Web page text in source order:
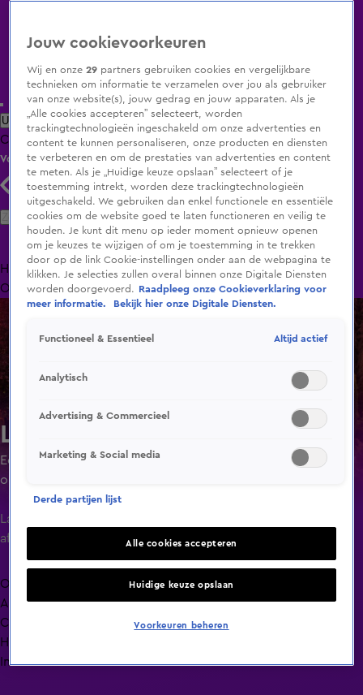
Uitzending Gemist Populaire programma's Zenders Genres
ClipsFilmsRadioSmart TV inlogShop
Volg KIJK
Zoeken
HomeUitzending Gemist Programma's De Bondgenoten
OranjezomerLivestreamsShop
Lang Leve de Liefde
Een liefdesexperiment waarin singles ruim de tijd krijgen
om elkaar goed te leren kennen door minimaal 24 uur of
maximaal 4 dagen met elkaar door te brengen.
Laatste
aflevering
Overzicht
Afleveringen
Clips
Hoe is het nu met?
Info
Jouw cookievoorkeuren
Wij en onze29 partners gebruiken cookies en vergelijkbare
technieken om informatie te verzamelen over jou als gebruiker
van onze website(s), jouw gedrag en jouw apparaten. Als je
„Alle cookies accepteren” selecteert, worden
trackingtechnologieën ingeschakeld om onze advertenties en
content te kunnen personaliseren, onze producten en diensten
te verbeteren en om de prestaties van advertenties en content
te meten. Als je „Huidige keuze opslaan” selecteert of je
toestemming intrekt, worden deze trackingtechnologieën
uitgeschakeld. We gebruiken dan enkel functionele en essentiële
cookies om de website goed te laten functioneren en veilig te
houden. Je kunt dit menu op ieder moment opnieuw openen
om je keuzes te wijzigen of om je toestemming in te trekken
door op de link Cookie-instellingen onder aan de webpagina te
klikken. Je selecties zullen overal binnen onze Digitale Diensten
worden doorgevoerd.
Raadpleeg onze Cookieverklaring voor
meer informatie.
Bekijk hier onze Digitale Diensten.
Functioneel & Essentieel Altijd actief
Analytisch
Advertising & Commercieel
Marketing & Social media
Derde partijen lijst
Alle cookies accepteren
Huidige keuze opslaan
Voorkeuren beheren